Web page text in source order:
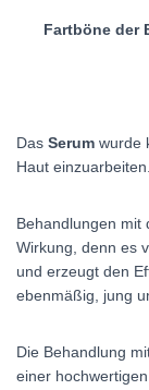
Fartböne der
Das Serum wurde
Haut einzuarbeiten.
Behandlungen mit
Wirkung, denn es
und erzeugt den
ebenmäßig, jung
Die Behandlung
einer